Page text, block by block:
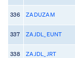
336 ZADUZAM
337 ZAJDL_EUNT
338 ZAJDL_JRT